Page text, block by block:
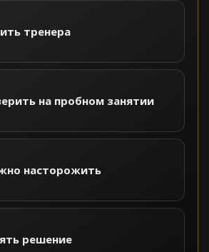
тренера
на пробном занятии
насторожить
решение